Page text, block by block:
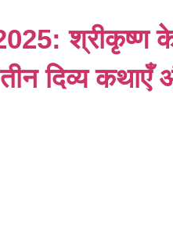
श्रीकृष्ण
दिव्य कथाएँ